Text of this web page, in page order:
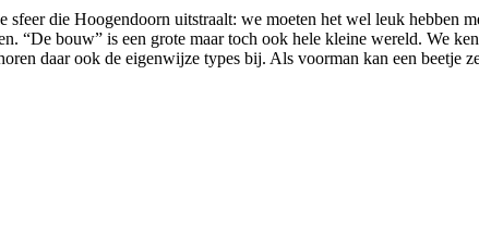
die Hoogendoorn uitstraalt: we moeten het wel leuk hebben
“De bouw” is een grote maar toch ook hele kleine wereld. We
daar ook de eigenwijze types bij. Als voorman kan een beetje